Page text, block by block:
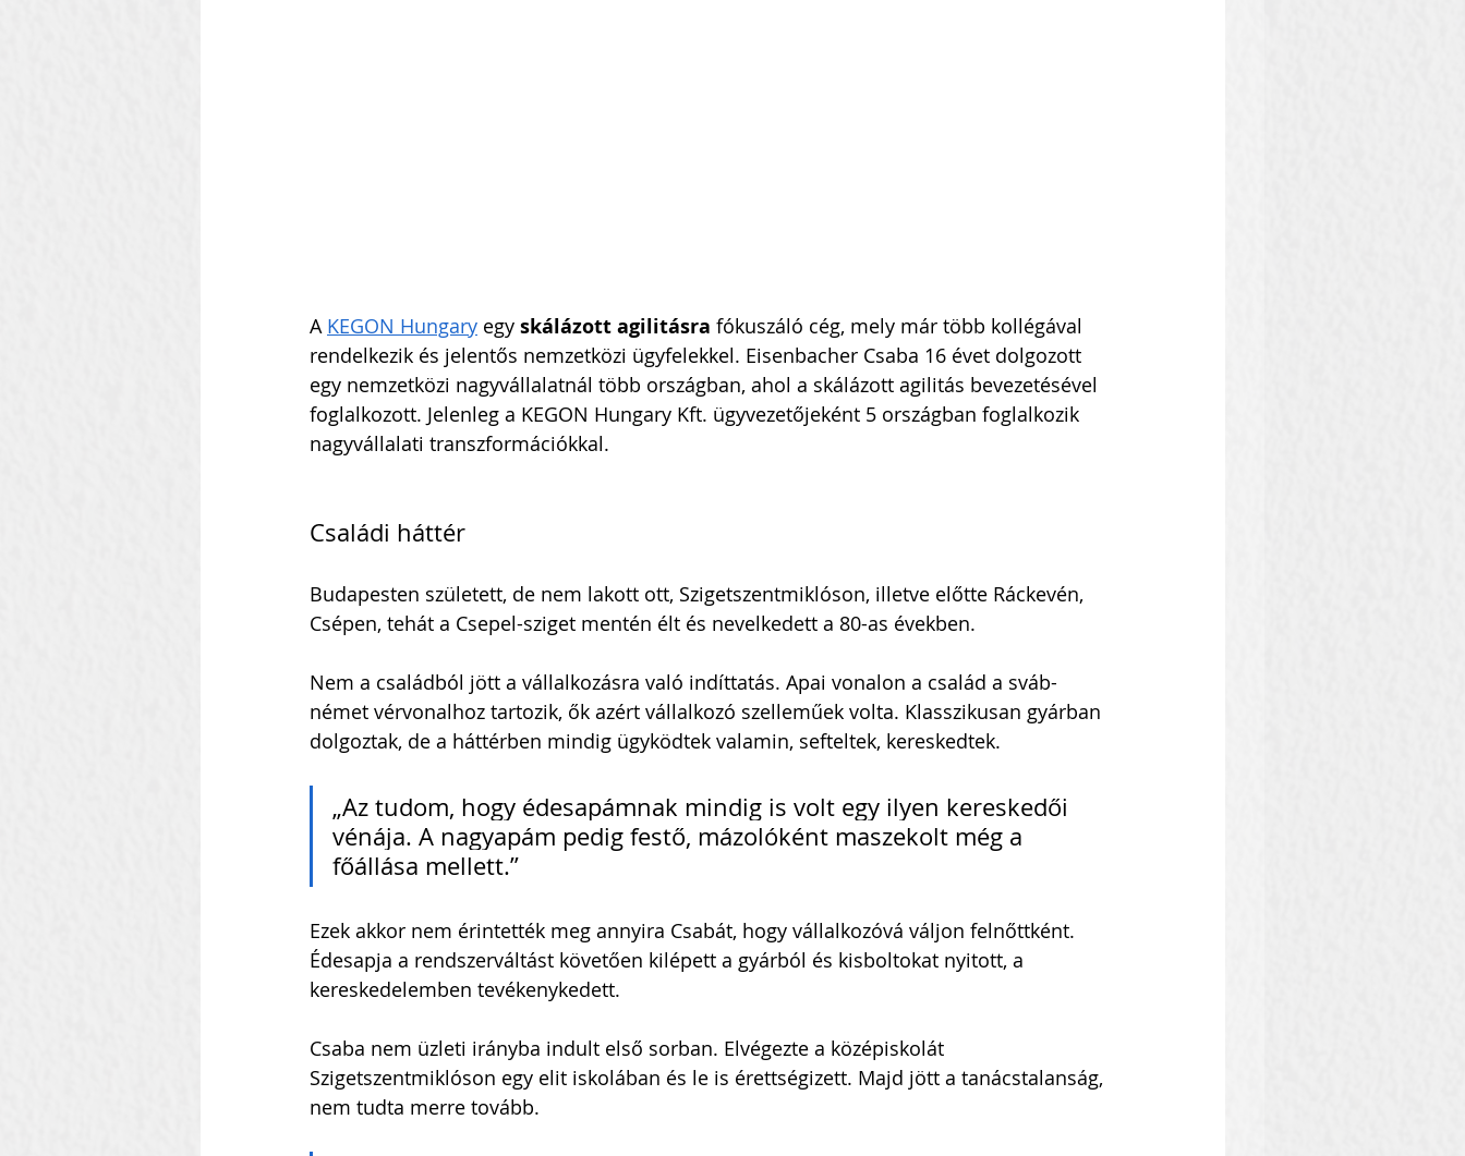
A KEGON Hungary egy skálázott agilitásra fókuszáló cég, mely már több kollégával
rendelkezik és jelentős nemzetközi ügyfelekkel. Eisenbacher Csaba 16 évet dolgozott
egy nemzetközi nagyvállalatnál több országban, ahol a skálázott agilitás bevezetésével
foglalkozott. Jelenleg a KEGON Hungary Kft. ügyvezetőjeként 5 országban foglalkozik
nagyvállalati transzformációkkal.
Családi háttér
Budapesten született, de nem lakott ott, Szigetszentmiklóson, illetve előtte Ráckevén,
Csépen, tehát a Csepel-sziget mentén élt és nevelkedett a 80-as években.
Nem a családból jött a vállalkozásra való indíttatás. Apai vonalon a család a sváb-
német vérvonalhoz tartozik, ők azért vállalkozó szelleműek volta. Klasszikusan gyárban
dolgoztak, de a háttérben mindig ügyködtek valamin, sefteltek, kereskedtek.
„Az tudom, hogy édesapámnak mindig is volt egy ilyen kereskedői
vénája. A nagyapám pedig festő, mázolóként maszekolt még a
főállása mellett.”
Ezek akkor nem érintették meg annyira Csabát, hogy vállalkozóvá váljon felnőttként.
Édesapja a rendszerváltást követően kilépett a gyárból és kisboltokat nyitott, a
kereskedelemben tevékenykedett.
Csaba nem üzleti irányba indult első sorban. Elvégezte a középiskolát
Szigetszentmiklóson egy elit iskolában és le is érettségizett. Majd jött a tanácstalanság,
nem tudta merre tovább.